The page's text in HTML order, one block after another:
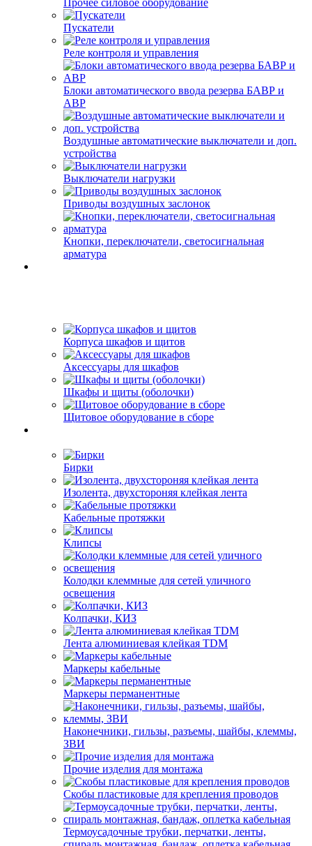
Прочее силовое оборудование
Пускатели
Реле контроля и управления
Блоки автоматического ввода резерва БАВР и
АВР
Воздушные автоматические выключатели и доп.
устройства
Выключатели нагрузки
Приводы воздушных заслонок
Кнопки, переключатели, светосигнальная
арматура
Корпуса шкафов и щитов
Аксессуары для шкафов
Шкафы и щиты (оболочки)
Щитовое оборудование в сборе
Бирки
Изолента, двухстороняя клейкая лента
Кабельные протяжки
Клипсы
Колодки клеммные для сетей уличного
освещения
Колпачки, КИЗ
Лента алюминиевая клейкая TDM
Маркеры кабельные
Маркеры перманентные
Наконечники, гильзы, разъемы, шайбы, клеммы,
ЗВИ
Прочие изделия для монтажа
Скобы пластиковые для крепления проводов
Термоусадочные трубки, перчатки, ленты,